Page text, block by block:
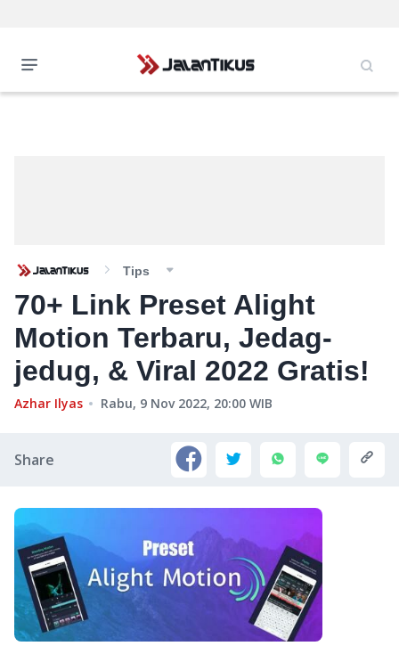
Tips
70+ Link Preset Alight
Motion Terbaru, Jedag-
jedug, & Viral 2022 Gratis!
Azhar Ilyas Rabu, 9 Nov 2022, 20:00 WIB
Share